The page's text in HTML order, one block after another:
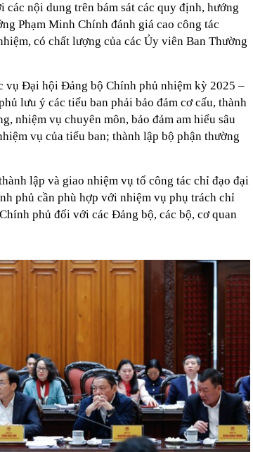
nội dung trên bám sát các quy định, hướng
Phạm Minh Chính đánh giá cao công tác
có chất lượng của các Ủy viên Ban Thường
vụ Đại hội Đảng bộ Chính phủ nhiệm kỳ 2025 –
lưu ý các tiểu ban phải bảo đảm cơ cấu, thành
nhiệm vụ chuyên môn, bảo đảm am hiểu sâu
vụ của tiểu ban; thành lập bộ phận thường
lập và giao nhiệm vụ tổ công tác chỉ đạo đại
phủ cần phù hợp với nhiệm vụ phụ trách chỉ
phủ đối với các Đảng bộ, các bộ, cơ quan